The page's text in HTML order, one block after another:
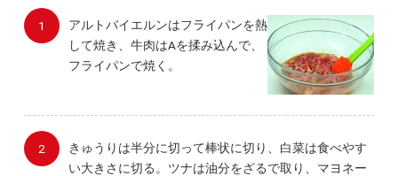
アルトバイエルンはフライパンを熱
して焼き、牛肉はAを揉み込んで、
フライパンで焼く。
きゅうりは半分に切って棒状に切り、白菜は食べやす
い大きさに切る。ツナは油分をざるで取り、マヨネー